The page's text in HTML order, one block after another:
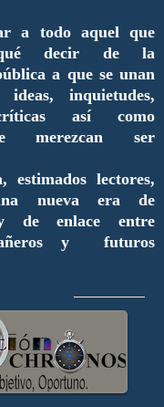
a todo aquel que
decir de la
a que se unan
inquietudes,
críticas así como
merezcan ser
estimados lectores,
nueva era de
de enlace entre
y futuros